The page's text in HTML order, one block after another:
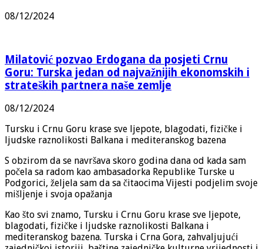
08/12/2024
Milatović pozvao Erdogana da posjeti Crnu
Goru: Turska jedan od najvažnijih ekonomskih i
strateških partnera naše zemlje
08/12/2024
Tursku i Crnu Goru krase sve ljepote, blagodati, fizičke i
ljudske raznolikosti Balkana i mediteranskog bazena
S obzirom da se navršava skoro godina dana od kada sam
počela sa radom kao ambasadorka Republike Turske u
Podgorici, željela sam da sa čitaocima Vijesti podjelim svoje
mišljenje i svoja opažanja
Kao što svi znamo, Tursku i Crnu Goru krase sve ljepote,
blagodati, fizičke i ljudske raznolikosti Balkana i
mediteranskog bazena. Turska i Crna Gora, zahvaljujući